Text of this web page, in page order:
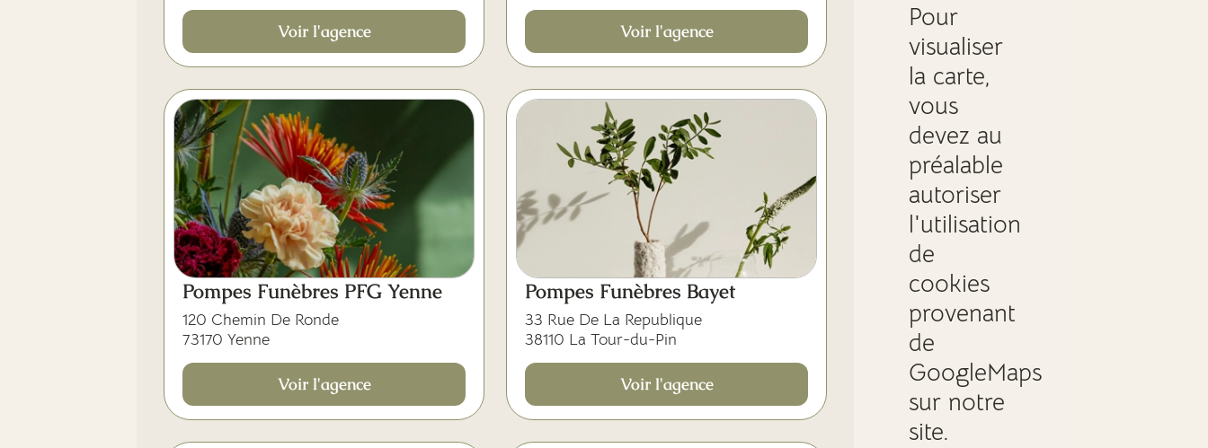
Voir l'agence Voir l'agence
Pompes Funèbres PFG Yenne
120 Chemin De Ronde
73170 Yenne
Voir l'agence
Pompes Funèbres Bayet
33 Rue De La Republique
38110 La Tour-du-Pin
Voir l'agence
Pour
visualiser
la carte,
vous
devez au
préalable
autoriser
l'utilisation
de
cookies
provenant
de
GoogleMaps
sur notre
site.